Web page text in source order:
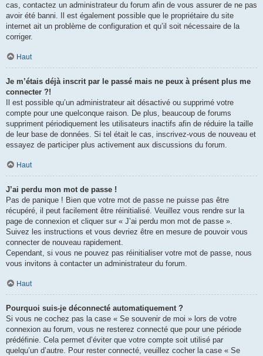
cas, contactez un administrateur du forum afin de vous assurer de ne pas
avoir été banni. Il est également possible que le propriétaire du site
internet ait un problème de configuration et qu’il soit nécessaire de la
corriger.
Haut
Je m’étais déjà inscrit par le passé mais ne peux à présent plus me
connecter ?!
Il est possible qu’un administrateur ait désactivé ou supprimé votre
compte pour une quelconque raison. De plus, beaucoup de forums
suppriment périodiquement les utilisateurs inactifs afin de réduire la taille
de leur base de données. Si tel était le cas, inscrivez-vous de nouveau et
essayez de participer plus activement aux discussions du forum.
Haut
J’ai perdu mon mot de passe !
Pas de panique ! Bien que votre mot de passe ne puisse pas être
récupéré, il peut facilement être réinitialisé. Veuillez vous rendre sur la
page de connexion et cliquer sur « J’ai perdu mon mot de passe ».
Suivez les instructions et vous devriez être en mesure de pouvoir vous
connecter de nouveau rapidement.
Cependant, si vous ne pouvez pas réinitialiser votre mot de passe, nous
vous invitons à contacter un administrateur du forum.
Haut
Pourquoi suis-je déconnecté automatiquement ?
Si vous ne cochez pas la case « Se souvenir de moi » lors de votre
connexion au forum, vous ne resterez connecté que pour une période
prédéfinie. Cela permet d’éviter que votre compte soit utilisé par
quelqu’un d’autre. Pour rester connecté, veuillez cocher la case « Se